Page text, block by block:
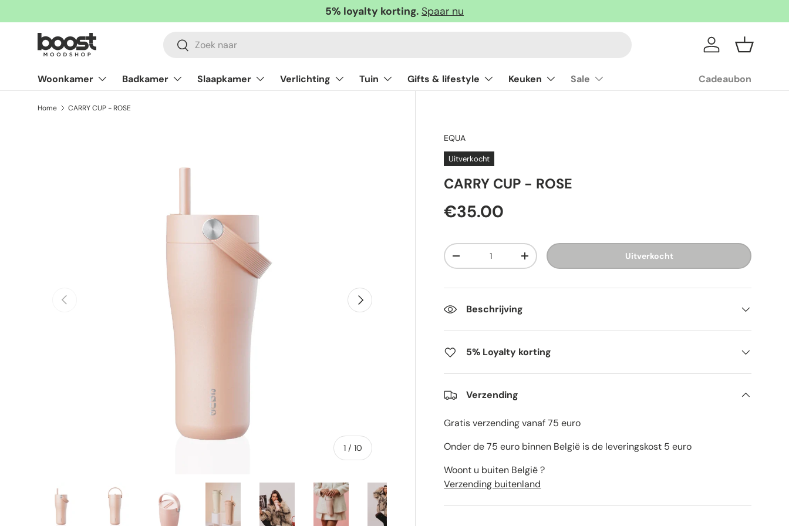
Ga naar inhoud
5% loyalty korting. Spaar nu
Zoeken
Zoeken InloggenMandje
Woonkamer Badkamer Slaapkamer Verlichting Tuin Gifts & lifestyle Keuken Sale Cadeaubon
Home CARRY CUP - ROSE
Vorige
1 /van
10
Volgende
EQUA
Uitverkocht
CARRY CUP - ROSE
€35.00
Aantal
-
+ Uitverkocht
Beschrijving
5% Loyalty korting
Verzending
Gratis verzending vanaf 75 euro
Onder de 75 euro binnen België is de leveringskost 5 euro
Woont u buiten België ?
Verzending buitenland